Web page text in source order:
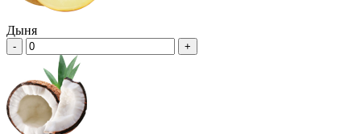
Дыня
- +